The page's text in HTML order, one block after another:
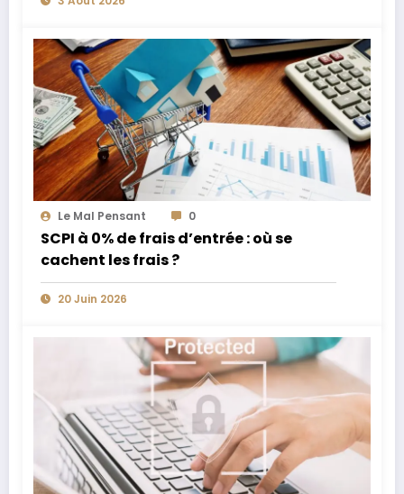
Le Mal Pensant 0
SCPI à 0% de frais d’entrée : où se
cachent les frais ?
20 Juin 2026